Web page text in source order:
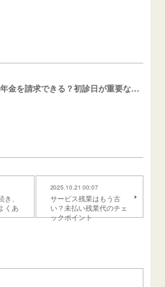
退職後でも障害厚生年金を請求できる？初診日が重要な理由
、
くあ
2025.10.21 00:07
サービス残業はもう古
い？未払い残業代のチェ
ックポイント